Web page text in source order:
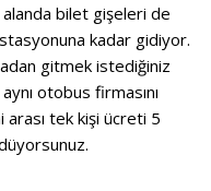
bilet gişeleri de
kadar gidiyor.
gitmek istediğiniz
otobus firmasını
tek kişi ücreti 5